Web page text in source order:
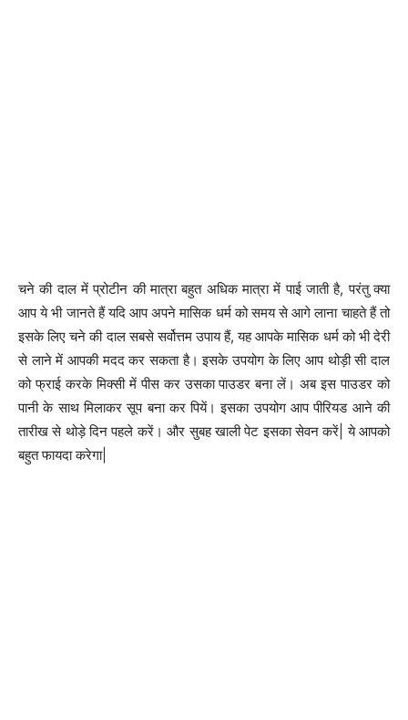
चने की दाल में प्रोटीन की मात्रा बहुत अधिक मात्रा में पाई जाती है, परंतु क्या
आप ये भी जानते हैं यदि आप अपने मासिक धर्म को समय से आगे लाना चाहते हैं तो
इसके लिए चने की दाल सबसे सर्वोत्तम उपाय हैं, यह आपके मासिक धर्म को भी देरी
से लाने में आपकी मदद कर सकता है। इसके उपयोग के लिए आप थोड़ी सी दाल
को फ्राई करके मिक्‍सी में पीस कर उसका पाउडर बना लें। अब इस पाउडर को
पानी के साथ मिलाकर सूप बना कर पियें। इसका उपयोग आप पीरियड आने की
तारीख से थोड़े दिन पहले करें। और सुबह खाली पेट इसका सेवन करें| ये आपको
बहुत फायदा करेगा|